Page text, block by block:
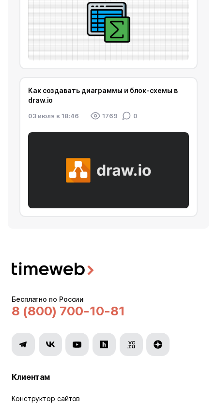
Как создавать диаграммы и блок-схемы в
draw.io
03 июля в 18:46 1769 0
Бесплатно по России
8 (800) 700-10-81
Клиентам
Конструктор сайтов